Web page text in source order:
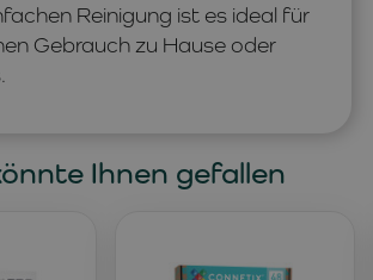
Reinigung ist es ideal für
Gebrauch zu Hause oder
Ihnen gefallen